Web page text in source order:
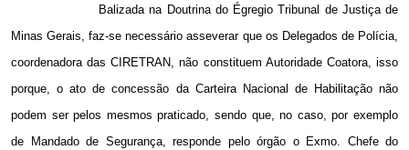
Balizada na Doutrina do Égregio Tribunal de Justiça de
Minas Gerais, faz-se necessário asseverar que os Delegados de Polícia,
coordenadora das CIRETRAN, não constituem Autoridade Coatora, isso
porque, o ato de concessão da Carteira Nacional de Habilitação não
podem ser pelos mesmos praticado, sendo que, no caso, por exemplo
de Mandado de Segurança, responde pelo órgão o Exmo. Chefe do